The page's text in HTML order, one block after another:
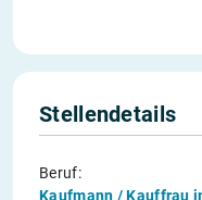
Stellendetails
Beruf:
Kaufmann / Kauffrau